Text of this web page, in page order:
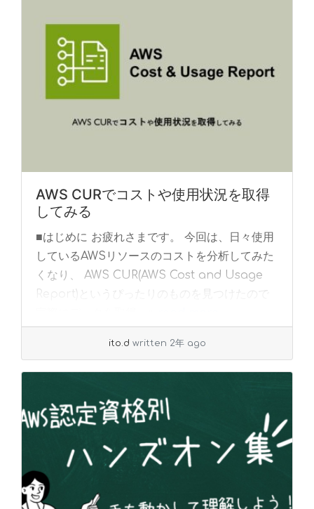
AWS CURでコストや使用状況を取得
してみる
■はじめに お疲れさまです。 今回は、日々使用
しているAWSリソースのコストを分析してみた
くなり、 AWS CUR(AWS Cost and Usage
Report)というぴったりのものを見つけたので
ito.d written 2年 ago